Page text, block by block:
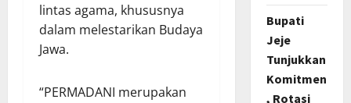
lintas agama, khususnya
dalam melestarikan Budaya
Jawa.
“PERMADANI merupakan
Bupati
Jeje
Tunjukkan
Komitmen
, Rotasi